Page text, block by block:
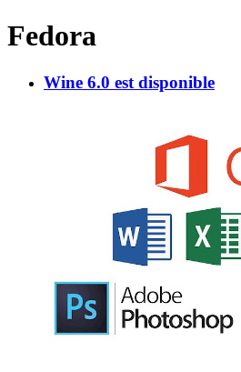
Fedora
Wine 6.0 est disponible